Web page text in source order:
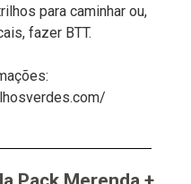
para caminhar ou,
fazer BTT.